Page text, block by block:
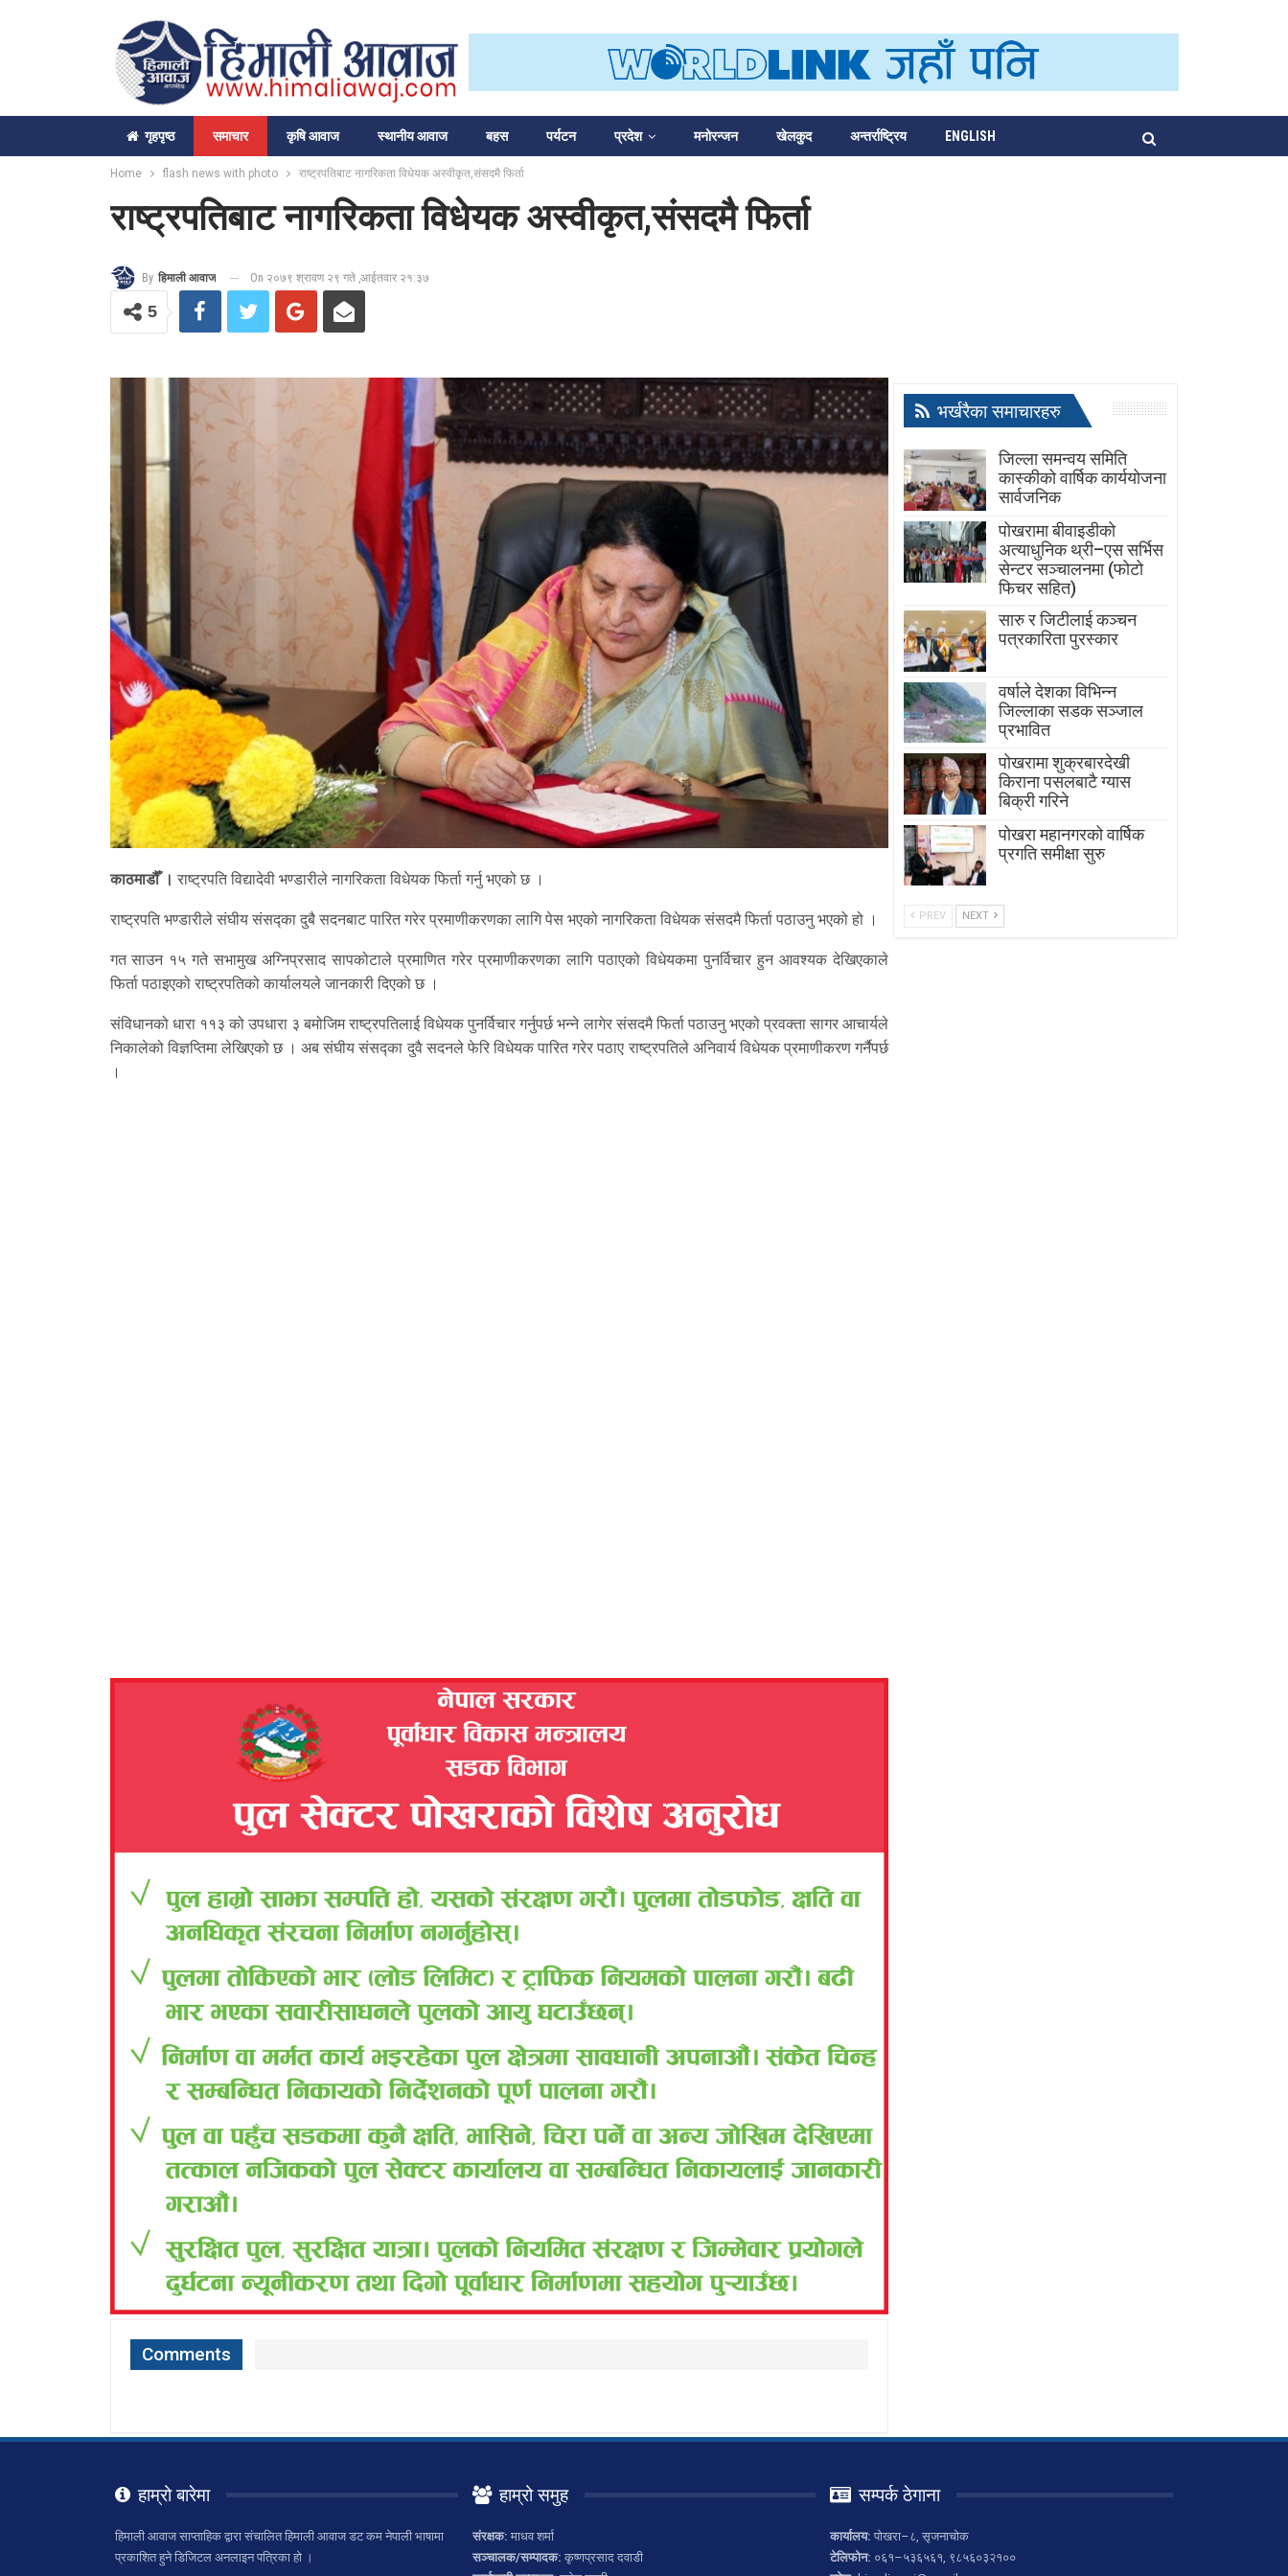
गृहपृष्‍ठ समाचार कृषि आवाज स्थानीय आवाज बहस पर्यटन प्रदेश मनोरन्जन खेलकुद अन्तर्राष्ट्रिय ENGLISH
Home flash news with photo राष्ट्रपतिबाट नागरिकता विधेयक अस्वीकृत,संसदमै फिर्ता
राष्ट्रपतिबाट नागरिकता विधेयक अस्वीकृत,संसदमै फिर्ता
By हिमाली आवाज On २०७९ श्रावण २९ गते ,आईतवार २१:३७
5
काठमाडौँ । राष्ट्रपति विद्यादेवी भण्डारीले नागरिकता विधेयक फिर्ता गर्नु भएको छ ।
राष्ट्रपति भण्डारीले संघीय संसद्का दुबै सदनबाट पारित गरेर प्रमाणीकरणका लागि पेस भएको नागरिकता विधेयक संसदमै फिर्ता पठाउनु भएको हो ।
गत साउन १५ गते सभामुख अग्निप्रसाद सापकोटाले प्रमाणित गरेर प्रमाणीकरणका लागि पठाएको विधेयकमा पुनर्विचार हुन आवश्यक देखिएकाले
फिर्ता पठाइएको राष्ट्रपतिको कार्यालयले जानकारी दिएको छ ।
संविधानको धारा ११३ को उपधारा ३ बमोजिम राष्ट्रपतिलाई विधेयक पुनर्विचार गर्नुपर्छ भन्ने लागेर संसदमै फिर्ता पठाउनु भएको प्रवक्ता सागर आचार्यले
निकालेको विज्ञप्तिमा लेखिएको छ । अब संघीय संसद्का दुवै सदनले फेरि विधेयक पारित गरेर पठाए राष्ट्रपतिले अनिवार्य विधेयक प्रमाणीकरण गर्नैपर्छ
।
Comments
भर्खरैका समाचारहरु
जिल्ला समन्वय समिति
कास्कीको वार्षिक कार्ययोजना
सार्वजनिक
पोखरामा बीवाइडीको
अत्याधुनिक थ्री–एस सर्भिस
सेन्टर सञ्चालनमा (फोटो
फिचर सहित)
सारु र जिटीलाई कञ्चन
पत्रकारिता पुरस्कार
वर्षाले देशका विभिन्न
जिल्लाका सडक सञ्जाल
प्रभावित
पोखरामा शुक्रबारदेखी
किराना पसलबाटै ग्यास
बिक्री गरिने
पोखरा महानगरको वार्षिक
प्रगति समीक्षा सुरु
PREV NEXT
हाम्रो बारेमा
हिमाली आवाज साप्ताहिक द्वारा संचालित हिमाली आवाज डट कम नेपाली भाषामा
प्रकाशित हुने डिजिटल अनलाइन पत्रिका हो ।
हाम्रो समुह
संरक्षक: माधव शर्मा
सञ्चालक/सम्पादक: कृष्णप्रसाद दवाडी
सम्पर्क ठेगाना
कार्यालय: पोखरा–८, सृजनाचोक
टेलिफोन: ०६१–५३६५६१, ९८५६०३२१००